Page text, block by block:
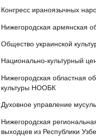
Конгресс ираноязычных
Нижегородская армянская
Общество украинской
Национально-культурный
Нижегородская областная
культуры НООБК
Духовное управление
Нижегородская
выходцев из Республики